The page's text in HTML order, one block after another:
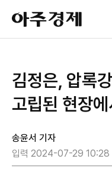
아
주
경
김정은, 압록
고립된 현장에
송윤서 기자
입력 2024-07-29 10:28